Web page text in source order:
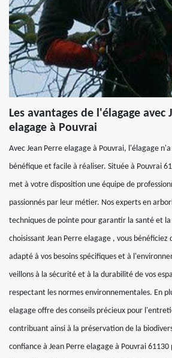
Les avantages de l'élagage avec
elagage à Pouvrai
Avec Jean Perre elagage à Pouvrai, l'élagage
bénéfique et facile à réaliser. Située à Pouvrai
met à votre disposition une équipe de
passionnés par leur métier. Nos experts en
techniques de pointe pour garantir la santé et
choisissant Jean Perre elagage , vous bénéficiez
adapté à vos besoins spécifiques et à
veillons à la sécurité et à la durabilité de vos
respectant les normes environnementales. En
elagage offre des conseils précieux pour
contribuant ainsi à la préservation de la
confiance à Jean Perre elagage à Pouvrai